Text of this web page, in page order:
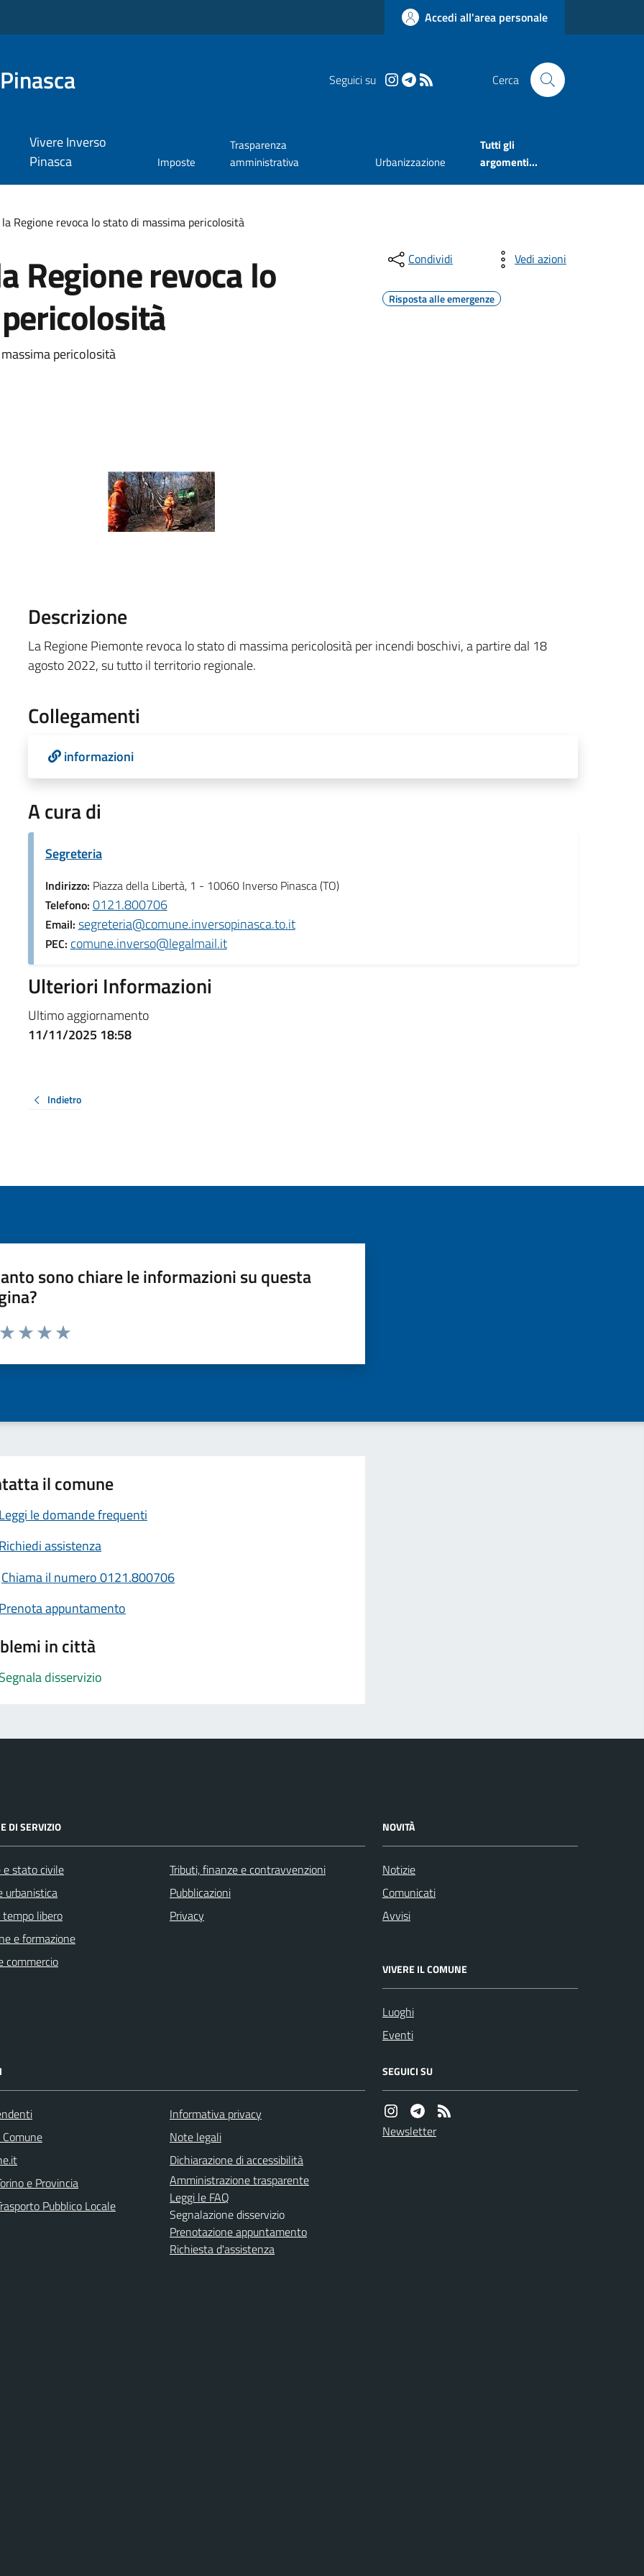
Accedi all'area personale
Seguici su Cerca
Vivere Inverso
Pinasca
Imposte
Trasparenza
amministrativa
Urbanizzazione
Tutti gli
argomenti...
Regione revoca lo stato di massima pericolosità
Regione revoca lo
pericolosità
Condividi Vedi azioni
Risposta alle emergenze
Descrizione
La Regione Piemonte revoca lo stato di massima pericolosità per incendi boschivi, a partire dal 18
agosto 2022, su tutto il territorio regionale.
Collegamenti
informazioni
A cura di
Segreteria
Indirizzo: Piazza della Libertà, 1 - 10060 Inverso Pinasca (TO)
Telefono: 0121.800706
Email: segreteria@comune.inversopinasca.to.it
PEC: comune.inverso@legalmail.it
Ulteriori Informazioni
Ultimo aggiornamento
11/11/2025 18:58
Indietro
sono chiare le informazioni su questa
da 1 a 5 stelle la pagina
il comune
le domande frequenti
assistenza
Chiama il numero 0121.800706
appuntamento
in città
disservizio
DI SERVIZIO
e stato civile
urbanistica
libero
e formazione
commercio
Tributi, finanze e contravvenzioni
Pubblicazioni
Privacy
NOVITÀ
Notizie
Comunicati
Avvisi
VIVERE IL COMUNE
Luoghi
Eventi
e Provincia
Pubblico Locale
Informativa privacy
Note legali
Dichiarazione di accessibilità
Amministrazione trasparente
Leggi le FAQ
Segnalazione disservizio
Prenotazione appuntamento
Richiesta d'assistenza
SEGUICI SU
Newsletter